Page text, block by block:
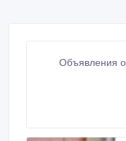
Объявления